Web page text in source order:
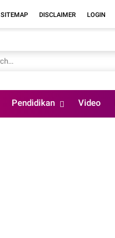
SITEMAP DISCLAIMER LOGIN
Pendidikan Video